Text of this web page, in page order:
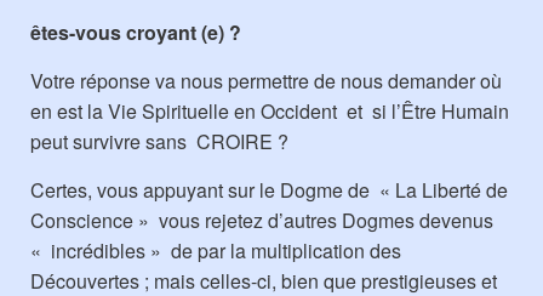
êtes-vous croyant (e) ?
Votre réponse va nous permettre de nous demander où
en est la Vie Spirituelle en Occident et si l’Être Humain
peut survivre sans CROIRE ?
Certes, vous appuyant sur le Dogme de « La Liberté de
Conscience » vous rejetez d’autres Dogmes devenus
« incrédibles » de par la multiplication des
Découvertes ; mais celles-ci, bien que prestigieuses et